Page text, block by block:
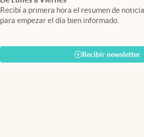
Recibí a primera hora el resumen de
para empezar el día bien informado.
Recibir newsletter